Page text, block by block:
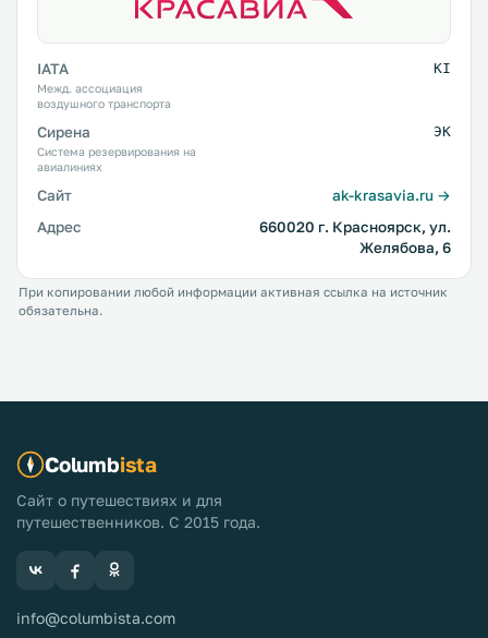
IATA
Межд. ассоциация
воздушного транспорта
KI
Сирена
Система резервирования на
авиалиниях
ЭК
Сайт
ak-krasavia.ru →
Адрес
660020 г. Красноярск, ул.
Желябова, 6
При копировании любой информации активная ссылка на источник
обязательна.
Columbista
Сайт о путешествиях и для
путешественников. С 2015 года.
info@columbista.com